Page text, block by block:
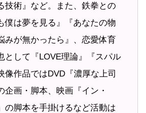
技術』など。また、鉄拳との
僕は夢を見る』『あなたの物
みが無かったら』、恋愛体育
として『LOVE理論』『スパル
像作品ではDVD『濃厚な上司
企画・脚本、映画『イン・
の脚本を手掛けるなど活動は